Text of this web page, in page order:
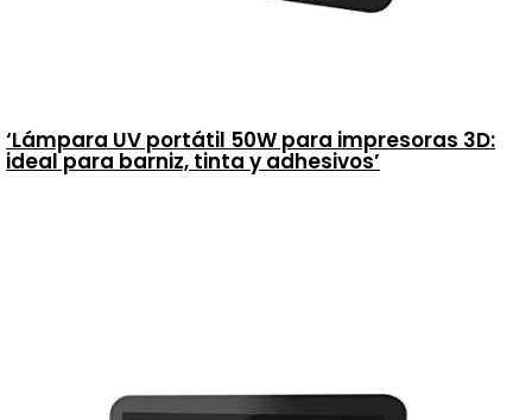
‘Lámpara UV portátil 50W para impresoras 3D:
ideal para barniz, tinta y adhesivos’